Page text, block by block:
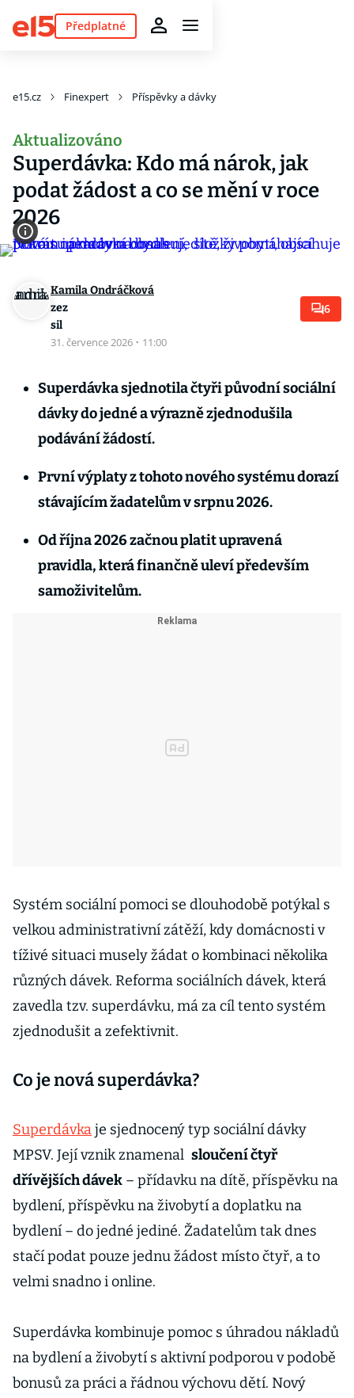
Předplatné
e15.cz Finexpert Příspěvky a dávky
Aktualizováno
Superdávka: Kdo má nárok, jak
podat žádost a co se mění v roce
2026
Kamila Ondráčková
zez
sil
31. července 2026 · 11:00
6
Superdávka sjednotila čtyři původní sociální
dávky do jedné a výrazně zjednodušila
podávání žádostí.
První výplaty z tohoto nového systému dorazí
stávajícím žadatelům v srpnu 2026.
Od října 2026 začnou platit upravená
pravidla, která finančně uleví především
samoživitelům.
Systém sociální pomoci se dlouhodobě potýkal s
velkou administrativní zátěží, kdy domácnosti v
tíživé situaci musely žádat o kombinaci několika
různých dávek. Reforma sociálních dávek, která
zavedla tzv. superdávku, má za cíl tento systém
zjednodušit a zefektivnit.
Co je nová superdávka?
Superdávkaje sjednocený typ sociální dávky
MPSV. Její vznik znamenal sloučení čtyř
dřívějších dávek – přídavku na dítě, příspěvku na
bydlení, příspěvku na živobytí a doplatku na
bydlení – do jedné jediné. Žadatelům tak dnes
stačí podat pouze jednu žádost místo čtyř, a to
velmi snadno i online.
Superdávka kombinuje pomoc s úhradou nákladů
na bydlení a živobytí s aktivní podporou v podobě
bonusů za práci a řádnou výchovu dětí. Nový